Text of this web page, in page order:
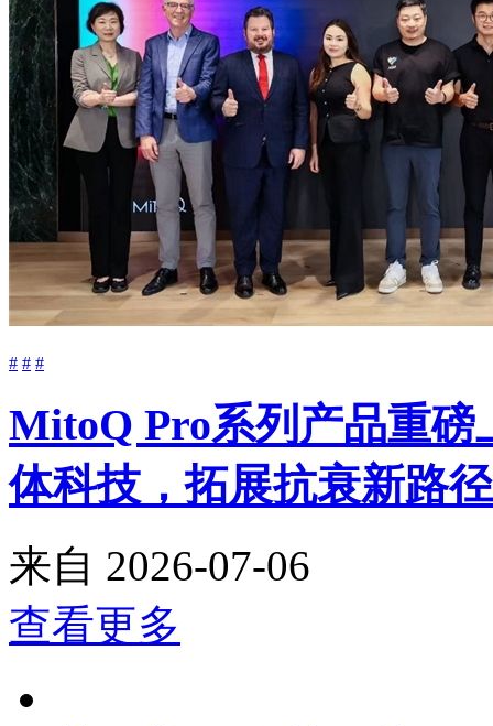
# # #
MitoQ Pro系列产品重磅
体科技，拓展抗衰新路径
来自 2026-07-06
查看更多